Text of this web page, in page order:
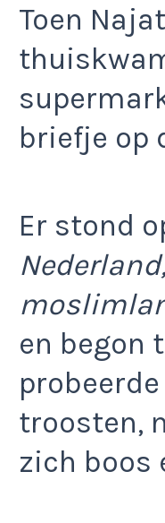
Toen
briefje op
Er stond
en begon
troosten,
zich boos